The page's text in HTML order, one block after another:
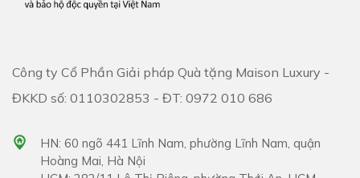
Công ty Cổ Phần Giải pháp Quà tặng Maison Luxury -
ĐKKD số: 0110302853 - ĐT: 0972 010 686
HN: 60 ngõ 441 Lĩnh Nam, phường Lĩnh Nam, quận
Hoàng Mai, Hà Nội